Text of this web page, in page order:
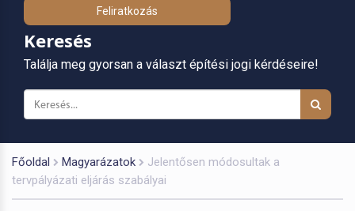
Feliratkozás
Keresés
Találja meg gyorsan a választ építési jogi kérdéseire!
Főoldal Magyarázatok
Jelentősen módosultak a
tervpályázati eljárás szabályai